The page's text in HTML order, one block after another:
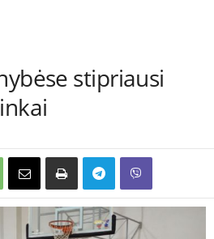
stipriausi